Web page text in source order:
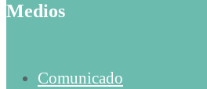
Medios
Comunicado